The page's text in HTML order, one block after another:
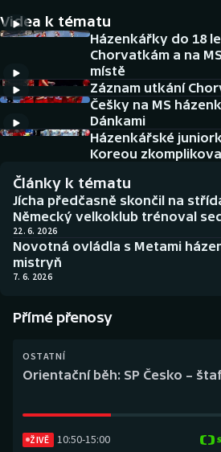
Cyklistika
DALŠÍ SPORTY
Americký fotbal
Baseball a softbal
Basketbal
Biatlon
Boby a skeleton
Box
Curling
NEPŘEHLÉDNĚTE
Historické návraty
Aplikace ČT sport
AZ kvíz
Videa k tématu
Házenkářky do 18
Chorvatkám a na
místě
Záznam utkání
Češky na MS
Dánkami
Házenkářské
Koreou
Články k tématu
Jícha předčasně skončil na
Německý velkoklub trénoval
22. 6. 2026
Novotná ovládla s Metami
mistryň
7. 6. 2026
Přímé přenosy
OSTATNÍ
Orientační běh: SP Česko –
ŽIVĚ 10:50-15:00